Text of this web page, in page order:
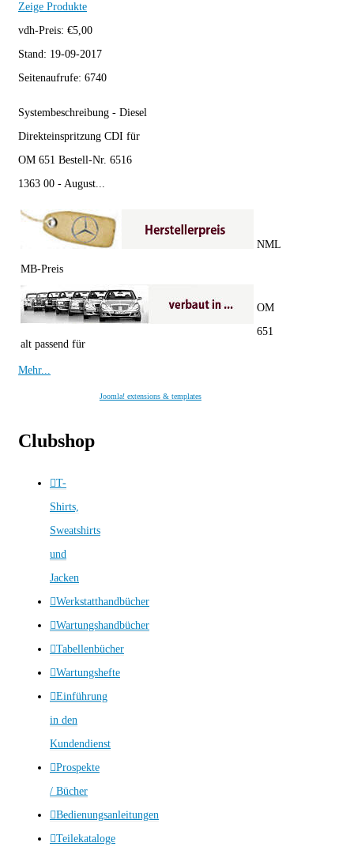
Zeige Produkte
vdh-Preis: €5,00
Stand: 19-09-2017
Seitenaufrufe: 6740
Systembeschreibung - Diesel
Direkteinspritzung CDI für
OM 651 Bestell-Nr. 6516
1363 00 - August...
MB-Preis
NML
alt passend für
OM
651
Mehr...
Joomla! extensions & templates
Clubshop
T-
Shirts,
Sweatshirts
und
Jacken
Werkstatthandbücher
Wartungshandbücher
Tabellenbücher
Wartungshefte
Einführung
in den
Kundendienst
Prospekte
/ Bücher
Bedienungsanleitungen
Teilekataloge